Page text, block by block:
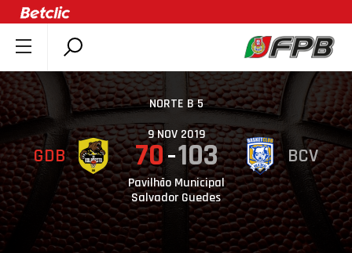
SOBRE A FPB
DOCUMENTOS
ÚLTIMAS
COMPETIÇÕES
ASSOCIAÇÕES
CLUBES
AGENTES
NORTE B 5
9 NOV 2019
GDB 70 103 BCV
Pavilhão Municipal
Salvador Guedes